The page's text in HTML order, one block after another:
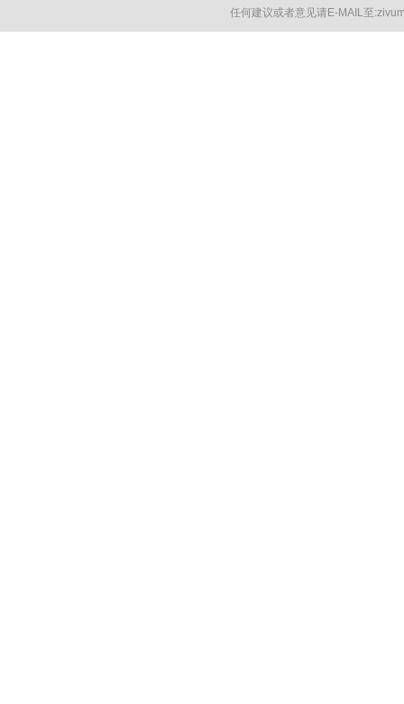
任何建议或者意见请E-MAIL至